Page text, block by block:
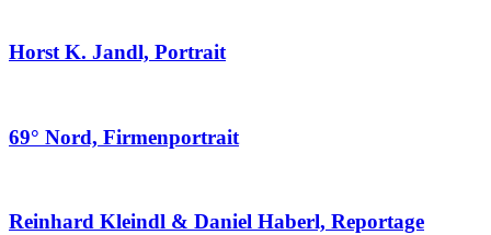
Horst K. Jandl, Portrait
69° Nord, Firmenportrait
Reinhard Kleindl & Daniel Haberl, Reportage